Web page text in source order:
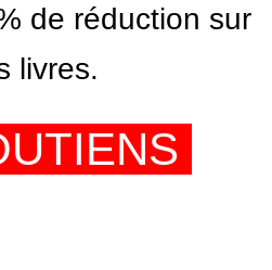
de réduction sur
livres.